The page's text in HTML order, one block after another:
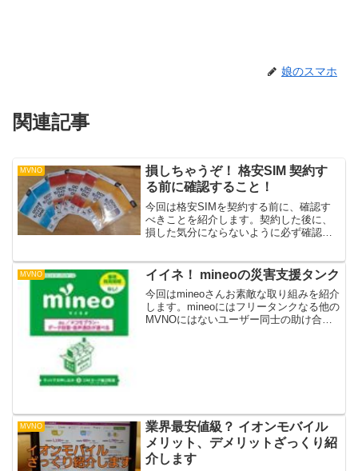
娘のスマホ
関連記事
MVNO
損しちゃうぞ！ 格安SIM 契約す
る前に確認すること！
今回は格安SIMを契約する前に、確認す
べきことを紹介します。契約した後に、
損した気分にならないように必ず確認し
ャンペーンを行っています。もちろん、
時期や業者によって...
MVNO イイネ！ mineoの災害支援タンク
今回はmineoさんお素敵な取り組みを紹介
します。mineoにはフリータンクなる他の
MVNOにはないユーザー同士の助け合い
MVNO
業界最安値級？ イオンモバイル
メリット、デメリットざっくり紹
介します